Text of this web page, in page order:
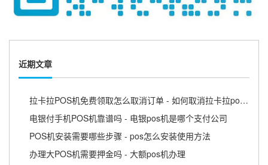
近期文章
拉卡拉POS机免费领取怎么取消订单 - 如何取消拉卡拉pos机
电银付手机POS机靠谱吗 - 电银pos机是哪个支付公司
POS机安装需要哪些步骤 - pos怎么安装使用方法
办理大POS机需要押金吗 - 大额pos机办理